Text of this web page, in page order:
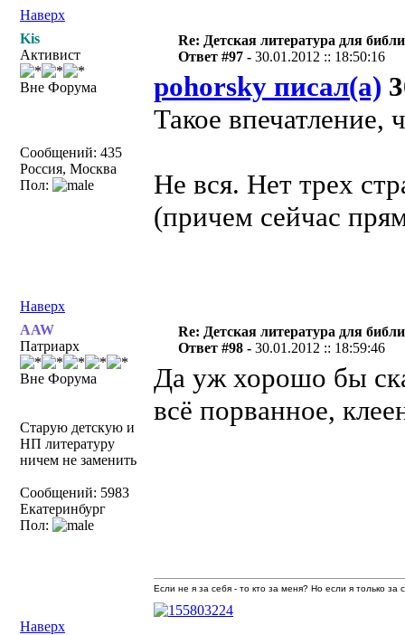
Наверх
Kis
Активист
Вне Форума
Сообщений: 435
Россия, Москва
Пол:
Re: Детская литература для
Ответ #97 -30.01.2012 :: 18:50:16
pohorsky писал(а)
Такое впечатление,
Не вся. Нет трех
(причем сейчас
Наверх
AAW
Патриарх
Вне Форума
Старую детскую и
НП литературу
ничем не заменить
Сообщений: 5983
Екатеринбург
Пол:
Re: Детская литература для
Ответ #98 -30.01.2012 :: 18:59:46
Да уж хорошо бы
всё порванное,
Наверх
Если не я за себя - то кто за меня? Но если я только